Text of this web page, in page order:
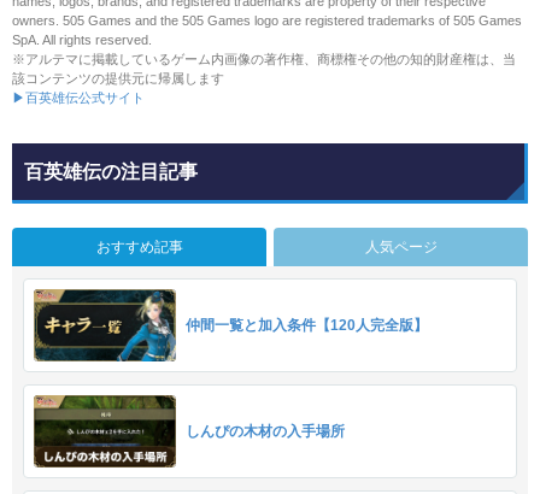
owners. 505 Games and the 505 Games logo are registered trademarks of 505 Games
SpA. All rights reserved.
※アルテマに掲載しているゲーム内画像の著作権、商標権その他の知的財産権は、当
該コンテンツの提供元に帰属します
▶百英雄伝公式サイト
百英雄伝の注目記事
おすすめ記事 人気ページ
仲間一覧と加入条件【120人完全版】
しんぴの木材の入手場所